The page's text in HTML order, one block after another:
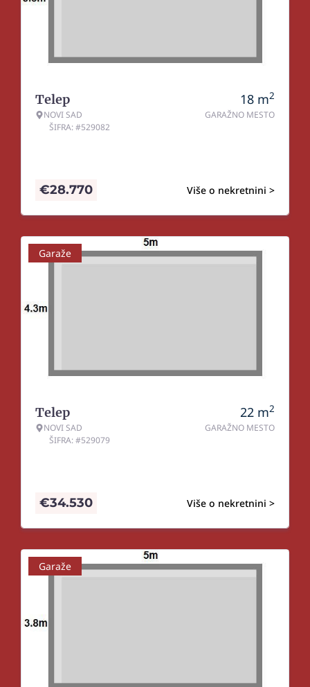
Telep
NOVI SAD
ŠIFRA: #529082
18 m2
GARAŽNO MESTO
Više o nekretnini >
€28.770
Garaže
Telep
NOVI SAD
ŠIFRA: #529079
22 m2
GARAŽNO MESTO
Više o nekretnini >
€34.530
Garaže